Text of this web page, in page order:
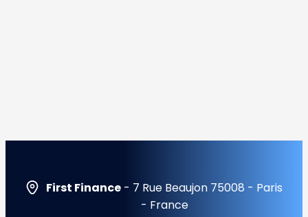
First Finance - 7 Rue Beaujon 75008 - Paris
- France